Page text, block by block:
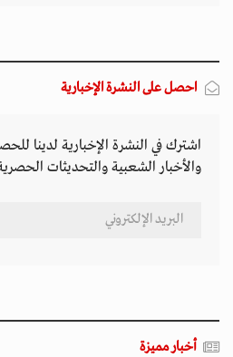
احصل على النشرة الإخبارية
اشترك في النشرة الإخبارية لدينا
والأخبار الشعبية والتحديثات
أخبار مميزة